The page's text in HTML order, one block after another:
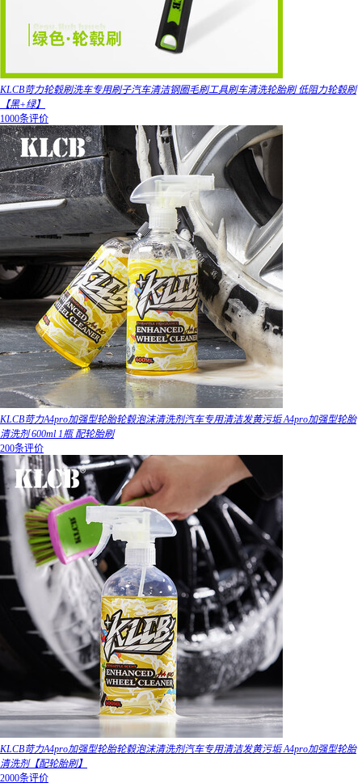
KLCB苛力轮毂刷洗车专用刷子汽车清洁钢圈毛刷工具刷车清洗轮胎刷 低阻力轮毂刷
【黑+绿】
1000条评价
KLCB苛力A4pro加强型轮胎轮毂泡沫清洗剂汽车专用清洁发黄污垢 A4pro加强型轮胎
清洗剂 600ml 1瓶 配轮胎刷
200条评价
KLCB苛力A4pro加强型轮胎轮毂泡沫清洗剂汽车专用清洁发黄污垢 A4pro加强型轮胎
清洗剂【配轮胎刷】
2000条评价